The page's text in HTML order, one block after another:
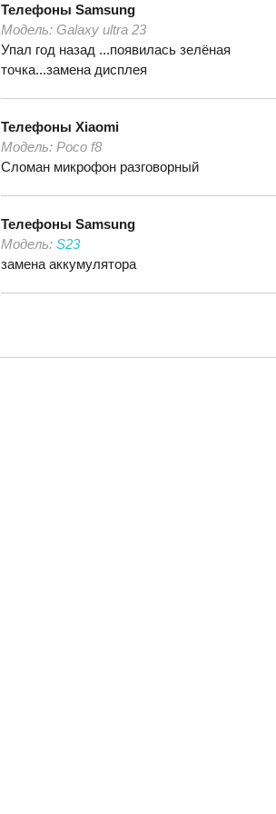
Телефоны Samsung
Модель: Galaxy ultra 23
Упал год назад ...появилась зелёная
точка...замена дисплея
Телефоны Xiaomi
Модель: Poco f8
Сломан микрофон разговорный
Телефоны Samsung
Модель: S23
замена аккумулятора